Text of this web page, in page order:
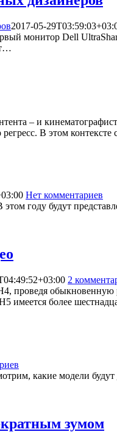
2017-05-
монитор Dell
– и
регресс. В этом
Нет комментариев
году будут
2
проведя обыкновенную
имеется более
какие модели
зумом